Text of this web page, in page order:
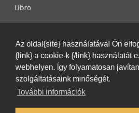
Az oldal{site} használatával Ön
{link} a cookie-k {/link} használatát
webhelyen. Így folyamatosan
szolgáltatásaink minőségét.
További információk
Libro
Használati feltételek
Írj nekünk